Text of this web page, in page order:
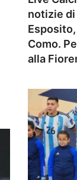
notizie
Como.
alla